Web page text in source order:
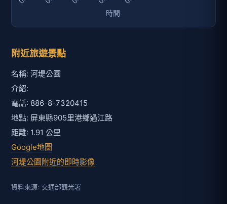
附近旅遊景點
名稱: 河堤公園
介紹:
電話: 886-8-7320415
地點: 屏東縣905里港鄉過江路
距離: 1.91 公里
Google地圖
河堤公園附近的即時影像
資料來源: 交通部觀光署